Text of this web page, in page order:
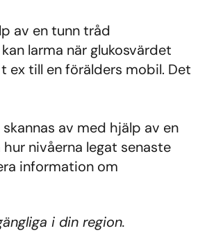
av en tunn tråd
larma när glukosvärdet
ex till en förälders mobil. Det
av med hjälp av en
nivåerna legat senaste
information om
i din region.